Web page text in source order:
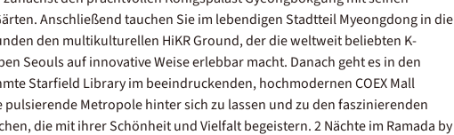
Anschließend tauchen Sie im lebendigen Stadtteil Myeongdong in die
den multikulturellen HiKR Ground, der die weltweit beliebten K-
Seouls auf innovative Weise erlebbar macht. Danach geht es in den
Starfield Library im beeindruckenden, hochmodernen COEX Mall
pulsierende Metropole hinter sich zu lassen und zu den faszinierenden
die mit ihrer Schönheit und Vielfalt begeistern. 2 Nächte im Ramada by